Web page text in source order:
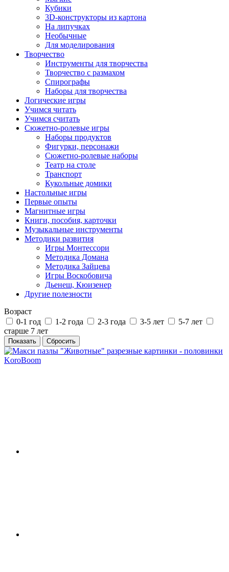
Кубики
3D-конструкторы из картона
На липучках
Необычные
Для моделирования
Творчество
Инструменты для творчества
Творчество с размахом
Спирографы
Наборы для творчества
Логические игры
Учимся читать
Учимся считать
Сюжетно-ролевые игры
Наборы продуктов
Фигурки, персонажи
Сюжетно-ролевые наборы
Театр на столе
Транспорт
Кукольные домики
Настольные игры
Первые опыты
Магнитные игры
Книги, пособия, карточки
Музыкальные инструменты
Методики развития
Игры Монтессори
Методика Домана
Методика Зайцева
Игры Воскобовича
Дьенеш, Кюизенер
Другие полезности
Возраст
0-1 год
1-2 года 2-3 года 3-5 лет
5-7 лет
старше 7 лет